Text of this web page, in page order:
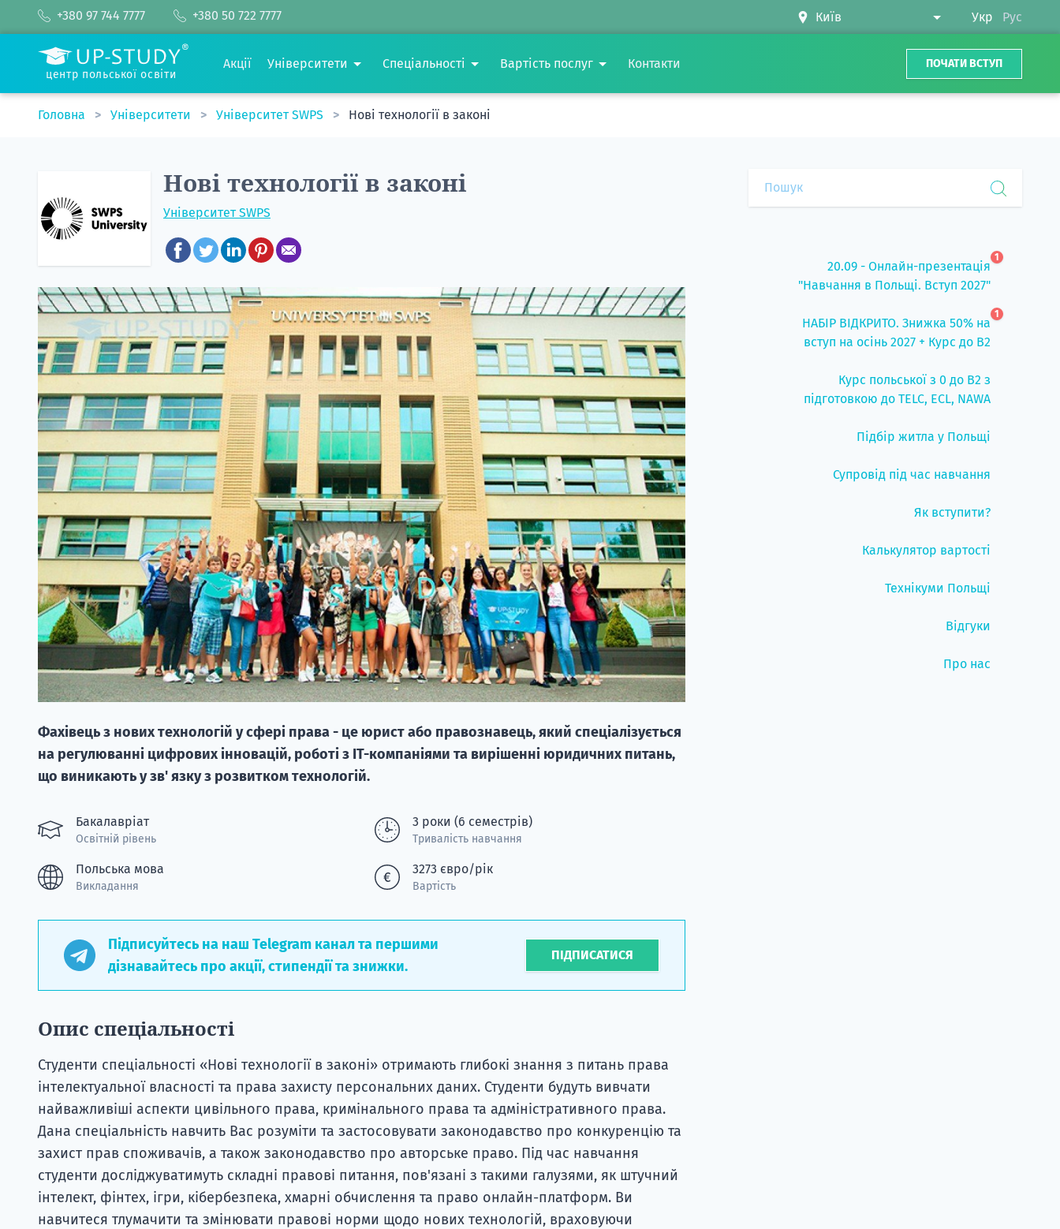
+380 97 744 7777 +380 50 722 7777 Укр Рус
центр польської освіти
Акції Університети Спеціальності Вартість послуг Контакти ПОЧАТИ ВСТУП
Головна Університети Університет SWPS Нові технології в законі
Нові технології в законі
Університет SWPS
Фахівець з нових технологій у сфері права - це юрист або правознавець, який спеціалізується
на регулюванні цифрових інновацій, роботі з ІТ-компаніями та вирішенні юридичних питань,
що виникають у зв' язку з розвитком технологій.
Бакалавріат
Освітній рівень
3 роки (6 семестрів)
Тривалість навчання
Польська мова
Викладання
3273 євро/рік
Вартість
Підписуйтесь на наш Telegram канал та першими
дізнавайтесь про акції, стипендії та знижки.
ПІДПИСАТИСЯ
Опис спеціальності
Студенти спеціальності «Нові технології в законі» отримають глибокі знання з питань права
інтелектуальної власності та права захисту персональних даних. Студенти будуть вивчати
найважливіші аспекти цивільного права, кримінального права та адміністративного права.
Дана спеціальність навчить Вас розуміти та застосовувати законодавство про конкуренцію та
захист прав споживачів, а також законодавство про авторське право. Під час навчання
студенти досліджуватимуть складні правові питання, пов'язані з такими галузями, як штучний
інтелект, фінтех, ігри, кібербезпека, хмарні обчислення та право онлайн-платформ. Ви
навчитеся тлумачити та змінювати правові норми щодо нових технологій, враховуючи
20.09 - Онлайн-презентація
"Навчання в Польщі. Вступ 2027"
1
НАБІР ВІДКРИТО. Знижка 50% на
вступ на осінь 2027 + Курс до B2
1
Курс польської з 0 до B2 з
підготовкою до TELC, ECL, NAWA
Підбір житла у Польщі
Супровід під час навчання
Як вступити?
Калькулятор вартості
Технікуми Польщі
Відгуки
Про нас